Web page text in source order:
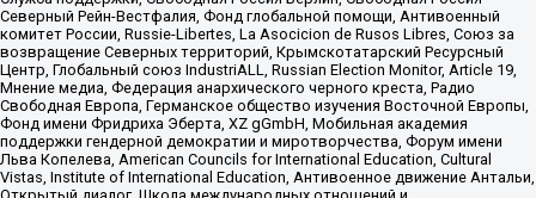
Северный Рейн-Вестфалия, Фонд глобальной помощи, Антивоенный
комитет России, Russie-Libertes, La Asocicion de Rusos Libres, Союз за
возвращение Северных территорий, Крымскотатарский Ресурсный
Центр, Глобальный союз IndustriALL, Russian Election Monitor, Article 19,
Мнение медиа, Федерация анархического черного креста, Радио
Свободная Европа, Германское общество изучения Восточной Европы,
Фонд имени Фридриха Эберта, XZ gGmbH, Мобильная академия
поддержки гендерной демократии и миротворчества, Форум имени
Льва Копелева, American Councils for International Education, Cultural
Vistas, Institute of International Education, Антивоенное движение Антальи,